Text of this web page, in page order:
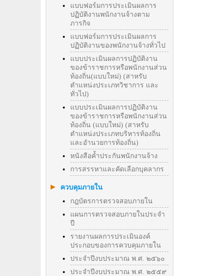
แบบฟอร์มการประเมินผลการ
ปฏิบัติงานพนักงานจ้างตาม
ภารกิจ
แบบฟอร์มการประเมินผลการ
ปฏิบัติงานของพนักงานจ้างทั่วไป
แบบประเมินผลการปฏิบัติงาน
ของข้าราชการหรือพนักงานส่วน
ท้องถิ่น(แบบใหม่) (สาหรับ
ตำแหน่งประเภทวิชาการ และ
ทั่วไป)
แบบประเมินผลการปฏิบัติงาน
ของข้าราชการหรือพนักงานส่วน
ท้องถิ่น (แบบใหม่) (สาหรับ
ตำแหน่งประเภทบริหารท้องถิ่น
และอำนวยการท้องถิ่น)
หนังสือค้ำประกันพนักงานจ้าง
การสรรหาและคัดเลือกบุคลากร
ควบคุมภายใน
กฎบัตรการตรวจสอบภายใน
แผนการตรวจสอบภายในประจำ
ปี
รายงานผลการประเมินองค์
ประกอบของการควบคุมภายใน
ประจำปีงบประมาณ พ.ศ. ๒๕๖๐
ประจำปีงบประมาณ พ.ศ. ๒๕๕๙